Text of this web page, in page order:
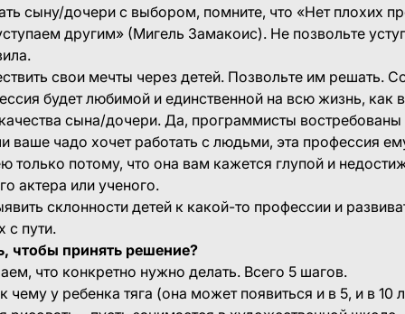
сыну/дочери с выбором, помните, что «Нет плохих
другим» (Мигель Замакоис). Не позвольте
свои мечты через детей. Позвольте им решать.
будет любимой и единственной на всю жизнь, как
сына/дочери. Да, программисты
ваше чадо хочет работать с людьми, эта профессия
только потому, что она вам кажется глупой и
актера или ученого.
склонности детей к какой-то профессии и
с пути.
чтобы принять решение?
что конкретно нужно делать. Всего 5 шагов.
чему у ребенка тяга (она может появиться и в 5, и в 10